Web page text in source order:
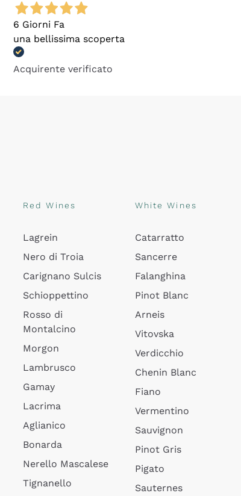
6 Giorni Fa
una bellissima scoperta
Acquirente verificato
Red Wines
Lagrein
Nero di Troia
Carignano Sulcis
Schioppettino
Rosso di
Montalcino
Morgon
Lambrusco
Gamay
Lacrima
Aglianico
Bonarda
Nerello Mascalese
Tignanello
White Wines
Catarratto
Sancerre
Falanghina
Pinot Blanc
Arneis
Vitovska
Verdicchio
Chenin Blanc
Fiano
Vermentino
Sauvignon
Pinot Gris
Pigato
Sauternes